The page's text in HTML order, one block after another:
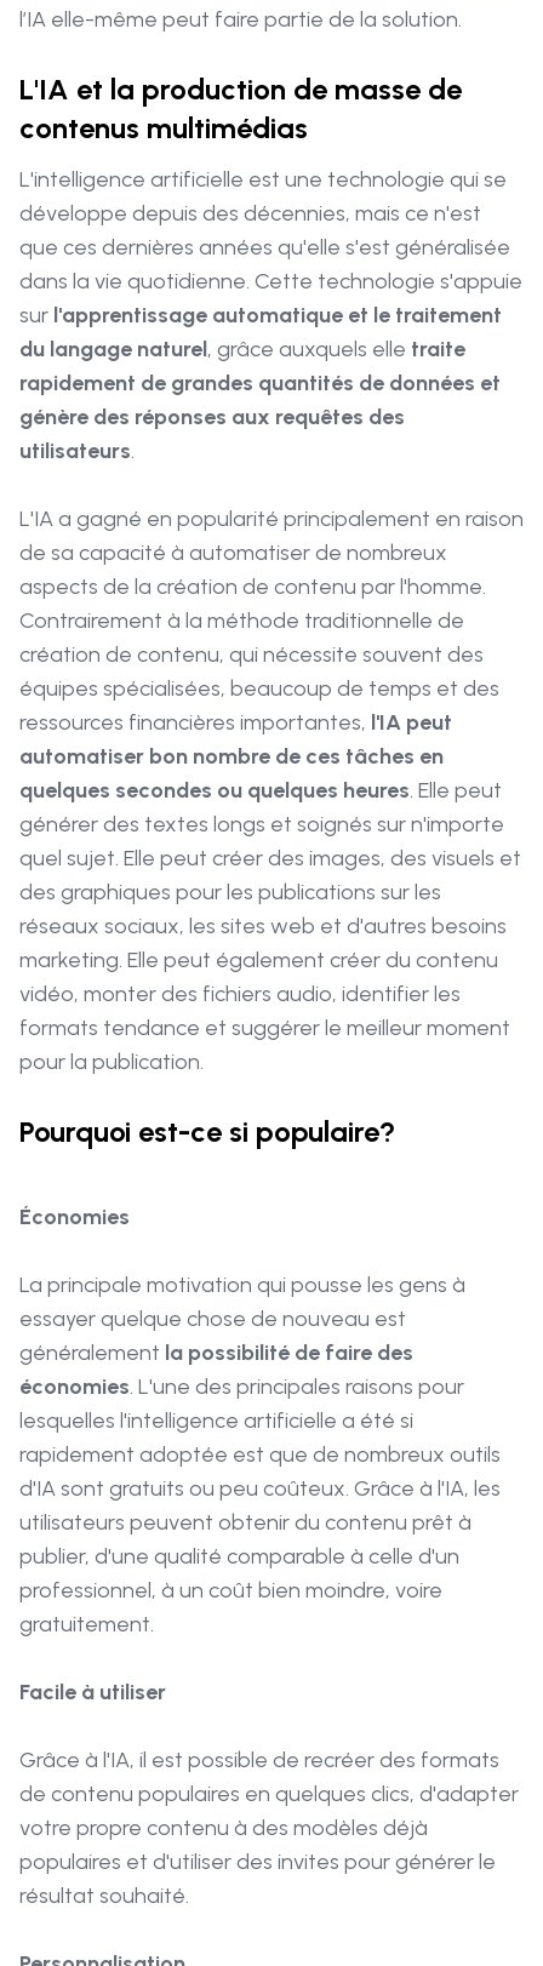
l’IA elle-même peut faire partie de la solution.
L'IA et la production de masse de
contenus multimédias
L'intelligence artificielle est une technologie qui se
développe depuis des décennies, mais ce n'est
que ces dernières années qu'elle s'est généralisée
dans la vie quotidienne. Cette technologie s'appuie
sur l'apprentissage automatique et le traitement
du langage naturel, grâce auxquels elle traite
rapidement de grandes quantités de données et
génère des réponses aux requêtes des
utilisateurs.
L'IA a gagné en popularité principalement en raison
de sa capacité à automatiser de nombreux
aspects de la création de contenu par l'homme.
Contrairement à la méthode traditionnelle de
création de contenu, qui nécessite souvent des
équipes spécialisées, beaucoup de temps et des
ressources financières importantes, l'IA peut
automatiser bon nombre de ces tâches en
quelques secondes ou quelques heures. Elle peut
générer des textes longs et soignés sur n'importe
quel sujet. Elle peut créer des images, des visuels et
des graphiques pour les publications sur les
réseaux sociaux, les sites web et d'autres besoins
marketing. Elle peut également créer du contenu
vidéo, monter des fichiers audio, identifier les
formats tendance et suggérer le meilleur moment
pour la publication.
Pourquoi est-ce si populaire?
Économies
La principale motivation qui pousse les gens à
essayer quelque chose de nouveau est
généralement la possibilité de faire des
économies. L'une des principales raisons pour
lesquelles l'intelligence artificielle a été si
rapidement adoptée est que de nombreux outils
d'IA sont gratuits ou peu coûteux. Grâce à l'IA, les
utilisateurs peuvent obtenir du contenu prêt à
publier, d'une qualité comparable à celle d'un
professionnel, à un coût bien moindre, voire
gratuitement.
Facile à utiliser
Grâce à l'IA, il est possible de recréer des formats
de contenu populaires en quelques clics, d'adapter
votre propre contenu à des modèles déjà
populaires et d'utiliser des invites pour générer le
résultat souhaité.